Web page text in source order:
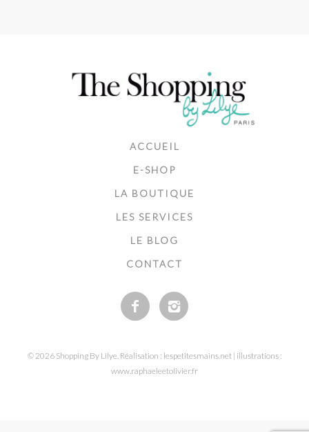
ACCUEIL
E-SHOP
LA BOUTIQUE
LES SERVICES
LE BLOG
CONTACT
© 2026 Shopping By Lilye. Réalisation : lespetitesmains.net | illustrations :
www.raphaeleetolivier.fr